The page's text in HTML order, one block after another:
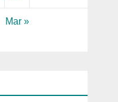
Mar »